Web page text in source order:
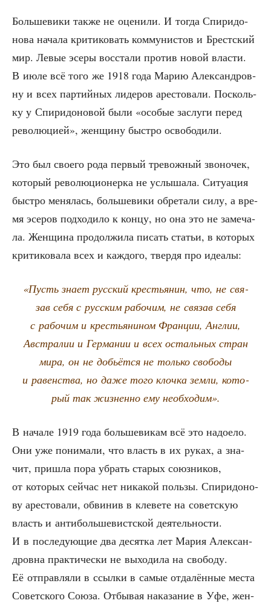
Боль­ше­ви­ки так­же не оце­ни­ли. И тогда Спи­ри­до­
но­ва нача­ла кри­ти­ко­вать ком­му­ни­стов и Брест­ский
мир. Левые эсе­ры вос­ста­ли про­тив новой вла­сти.
В июле всё того же 1918 года Марию Алек­сан­дров­
ну и всех пар­тий­ных лиде­ров аре­сто­ва­ли. Посколь­
ку у Спи­ри­до­но­вой были «осо­бые заслу­ги перед
рево­лю­ци­ей», жен­щи­ну быст­ро освободили.
Это был сво­е­го рода пер­вый тре­вож­ный зво­но­чек,
кото­рый рево­лю­ци­о­нер­ка не услы­ша­ла. Ситу­а­ция
быст­ро меня­лась, боль­ше­ви­ки обре­та­ли силу, а вре­
мя эсе­ров под­хо­ди­ло к кон­цу, но она это не заме­ча­
ла. Жен­щи­на про­дол­жи­ла писать ста­тьи, в кото­рых
кри­ти­ко­ва­ла всех и каж­до­го, твер­дя про идеалы:
«Пусть зна­ет рус­ский кре­стья­нин, что, не свя­
зав себя с рус­ским рабо­чим, не свя­зав себя
с рабо­чим и кре­стья­ни­ном Фран­ции, Англии,
Австра­лии и Гер­ма­нии и всех осталь­ных стран
мира, он не добьёт­ся не толь­ко сво­бо­ды
и равен­ства, но даже того клоч­ка зем­ли, кото­
рый так жиз­нен­но ему необходим».
В нача­ле 1919 года боль­ше­ви­кам всё это надо­е­ло.
Они уже пони­ма­ли, что власть в их руках, а зна­
чит, при­шла пора убрать ста­рых союз­ни­ков,
от кото­рых сей­час нет ника­кой поль­зы. Спи­ри­до­но­
ву аре­сто­ва­ли, обви­нив в кле­ве­те на совет­скую
власть и анти­боль­ше­вист­ской дея­тель­но­сти.
И в после­ду­ю­щие два десят­ка лет Мария Алек­сан­
дров­на прак­ти­че­ски не выхо­ди­ла на сво­бо­ду.
Её отправ­ля­ли в ссыл­ки в самые отда­лён­ные места
Совет­ско­го Сою­за. Отбы­вая нака­за­ние в Уфе, жен­